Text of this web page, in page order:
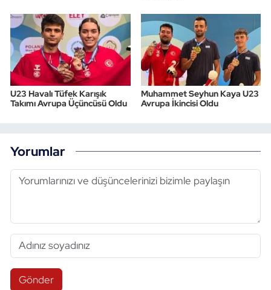
U23 Havalı Tüfek Karışık
Takımı Avrupa Üçüncüsü Oldu
Muhammet Seyhun Kaya U23
Avrupa İkincisi Oldu
Yorumlar
Gönder